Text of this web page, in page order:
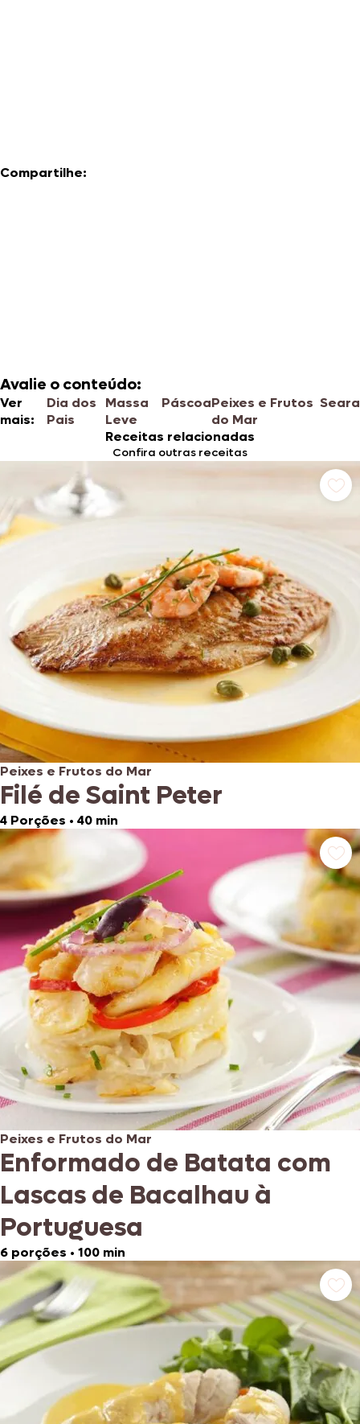
Compartilhe:
Avalie o conteúdo:
Ver
mais:
Dia dos
Pais
Massa
Leve
PáscoaPeixes e Frutos
do Mar
Seara
Receitas relacionadas
Confira outras receitas
Peixes e Frutos do Mar
Filé de Saint Peter
4 Porções • 40 min
Peixes e Frutos do Mar
Enformado de Batata com
Lascas de Bacalhau à
Portuguesa
6 porções • 100 min